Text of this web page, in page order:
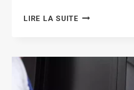
LIRE LA SUITE PLAQUE